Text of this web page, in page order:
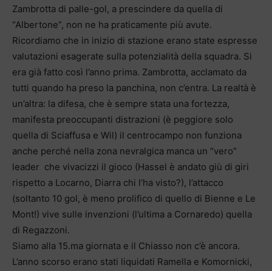
Zambrotta di palle-gol, a prescindere da quella di
“Albertone”, non ne ha praticamente più avute.
Ricordiamo che in inizio di stazione erano state espresse
valutazioni esagerate sulla potenzialità della squadra. Si
era già fatto così l’anno prima. Zambrotta, acclamato da
tutti quando ha preso la panchina, non c’entra. La realtà è
un’altra: la difesa, che è sempre stata una fortezza,
manifesta preoccupanti distrazioni (è peggiore solo
quella di Sciaffusa e Wil) il centrocampo non funziona
anche perché nella zona nevralgica manca un “vero”
leader che vivacizzi il gioco (Hassel è andato giù di giri
rispetto a Locarno, Diarra chi l’ha visto?), l’attacco
(soltanto 10 gol, è meno prolifico di quello di Bienne e Le
Mont!) vive sulle invenzioni (l’ultima a Cornaredo) quella
di Regazzoni.
Siamo alla 15.ma giornata e il Chiasso non c’è ancora.
L’anno scorso erano stati liquidati Ramella e Komornicki,